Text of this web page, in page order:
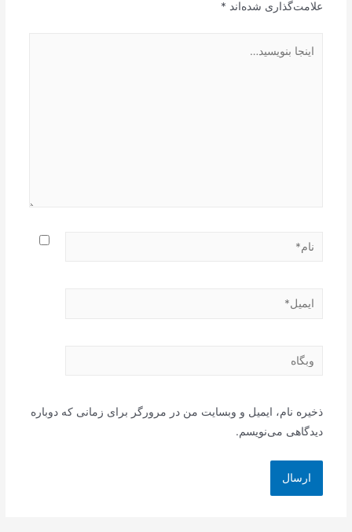
علامت‌گذاری شده‌اند *
بنویسید…
نام*
ایمیل*
وبگاه
ذخیره نام، ایمیل و وبسایت من در مرورگر برای زمانی که دوباره
دیدگاهی می‌نویسم.